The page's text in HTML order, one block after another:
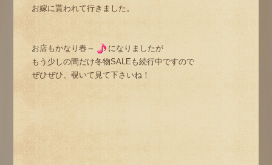
お嫁に貰われて行きました。
お店もかなり春～
になりましたが
もう少しの間だけ冬物SALEも続行中ですので
ぜひぜひ、覗いて見て下さいね！